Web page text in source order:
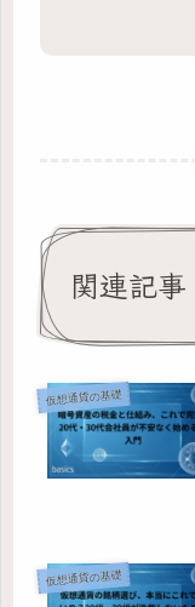
関連記事
仮想通貨の基礎
仮想通貨の基礎